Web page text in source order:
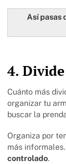
Así pasas
4.
Cuánto más
organizar tu
buscar la
Organiza por
más
controlado.